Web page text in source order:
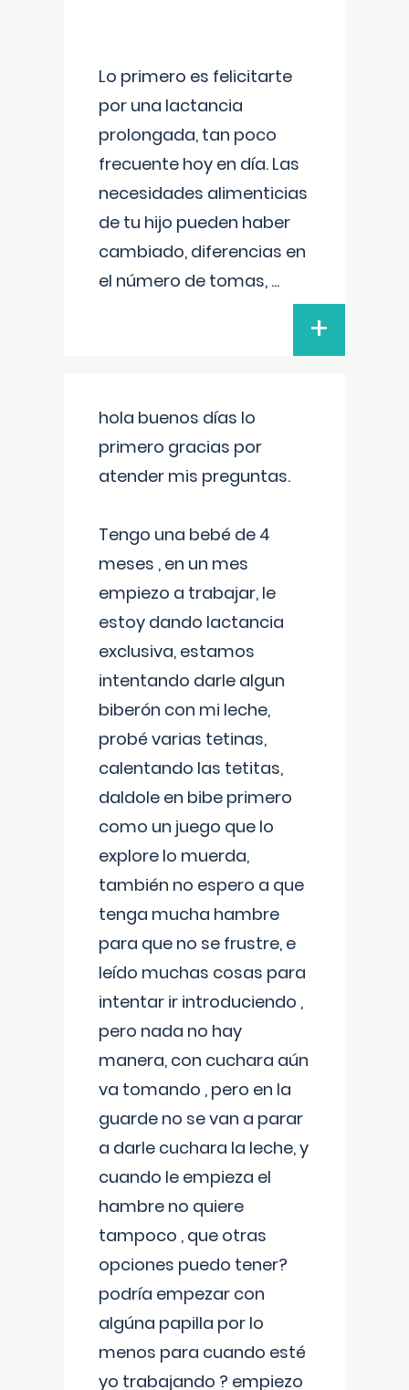
Lo primero es felicitarte
por una lactancia
prolongada, tan poco
frecuente hoy en día. Las
necesidades alimenticias
de tu hijo pueden haber
cambiado, diferencias en
el número de tomas, ...
+
hola buenos días lo
primero gracias por
atender mis preguntas.
Tengo una bebé de 4
meses , en un mes
empiezo a trabajar, le
estoy dando lactancia
exclusiva, estamos
intentando darle algun
biberón con mi leche,
probé varias tetinas,
calentando las tetitas,
daldole en bibe primero
como un juego que lo
explore lo muerda,
también no espero a que
tenga mucha hambre
para que no se frustre, e
leído muchas cosas para
intentar ir introduciendo ,
pero nada no hay
manera, con cuchara aún
va tomando , pero en la
guarde no se van a parar
a darle cuchara la leche, y
cuando le empieza el
hambre no quiere
tampoco , que otras
opciones puedo tener?
podría empezar con
algúna papilla por lo
menos para cuando esté
yo trabajando ? empiezo